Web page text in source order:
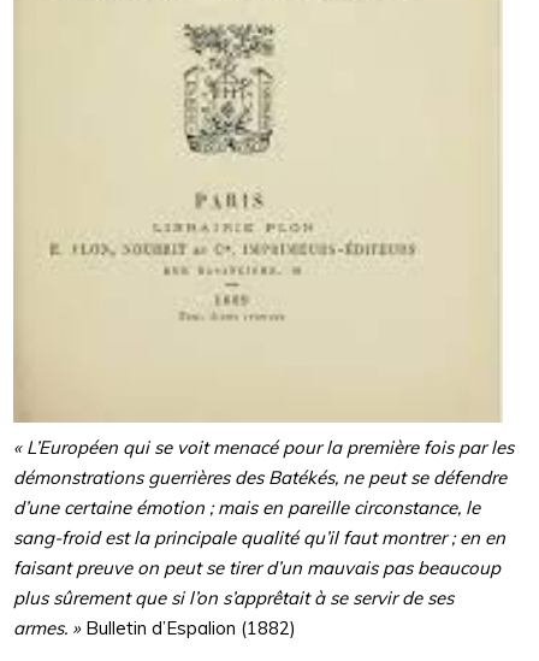
« L’Européen qui se voit menacé pour la première fois par les
démonstrations guerrières des Batékés, ne peut se défendre
d’une certaine émotion ; mais en pareille circonstance, le
sang-froid est la principale qualité qu’il faut montrer ; en en
faisant preuve on peut se tirer d’un mauvais pas beaucoup
plus sûrement que si l’on s’apprêtait à se servir de ses
armes. » Bulletin d’Espalion (1882)